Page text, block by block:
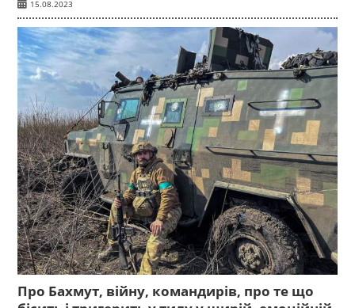
15.08.2023
Про Бахмут, війну, командирів, про те що